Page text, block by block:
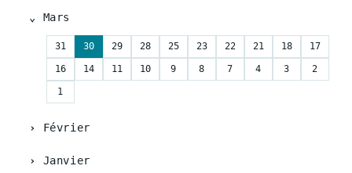
Mars
31 30 29 28 25 23 22 21 18 17
16 14 11 10 9 8 7 4 3 2
1
Février
Janvier